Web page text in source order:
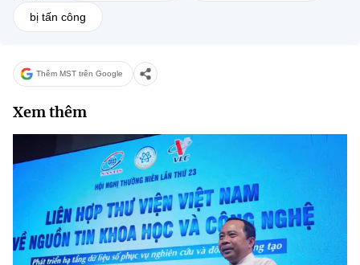
bị tấn công
Thêm MST trên Google
Xem thêm